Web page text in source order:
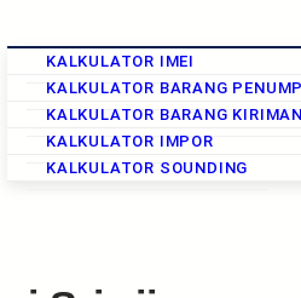
KALKULATOR IMEI
KALKULATOR BARANG
KALKULATOR BARANG KIRIMAN
KALKULATOR IMPOR
KALKULATOR SOUNDING
KURS